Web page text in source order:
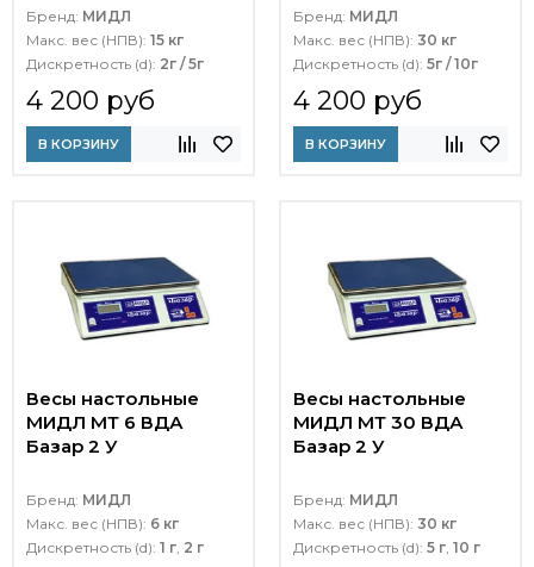
Бренд: МИДЛ
Макс. вес (НПВ): 15 кг
Дискретность (d): 2г / 5г
4 200 руб
В КОРЗИНУ
Бренд: МИДЛ
Макс. вес (НПВ): 30 кг
Дискретность (d): 5г / 10г
4 200 руб
В КОРЗИНУ
Весы настольные
МИДЛ МТ 6 ВДА
Базар 2 У
Бренд: МИДЛ
Макс. вес (НПВ): 6 кг
Дискретность (d): 1 г, 2 г
Весы настольные
МИДЛ МТ 30 ВДА
Базар 2 У
Бренд: МИДЛ
Макс. вес (НПВ): 30 кг
Дискретность (d): 5 г, 10 г